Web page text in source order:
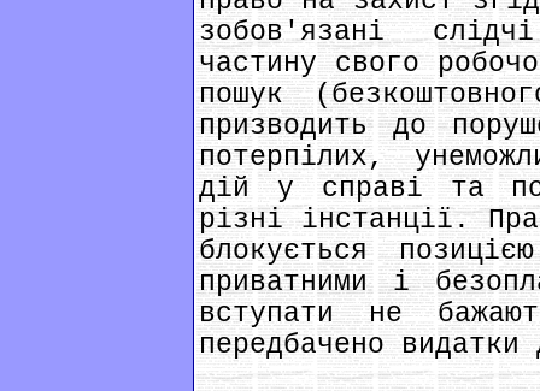
зобов'язані
частину свого
пошук
призводить до
потерпілих,
дій у справі та
різні інстанції.
блокується
приватними і
вступати не
передбачено